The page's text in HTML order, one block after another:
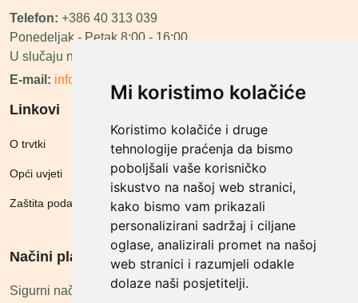
Mi koristimo kolačiće
Koristimo kolačiće i druge
tehnologije praćenja da bismo
poboljšali vaše korisničko
iskustvo na našoj web stranici,
kako bismo vam prikazali
personalizirani sadržaj i ciljane
oglase, analizirali promet na našoj
web stranici i razumjeli odakle
dolaze naši posjetitelji.
Telefon: +386 40 313 039
Ponedeljak - Petak 8:00 - 16:00
U slučaju neraspoloživosti ćemo vas nazvati.
E-mail: info@megashop.hr
Linkovi
O trvtki
Opći uvjeti
Zaštita podataka
Načini plačanja
Sigurni načini plaćanja